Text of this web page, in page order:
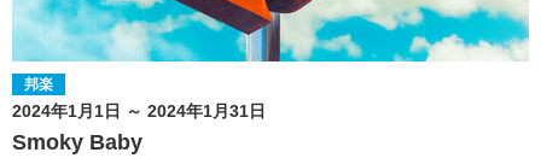
邦楽
2024年1月1日 ～ 2024年1月31日
Smoky Baby